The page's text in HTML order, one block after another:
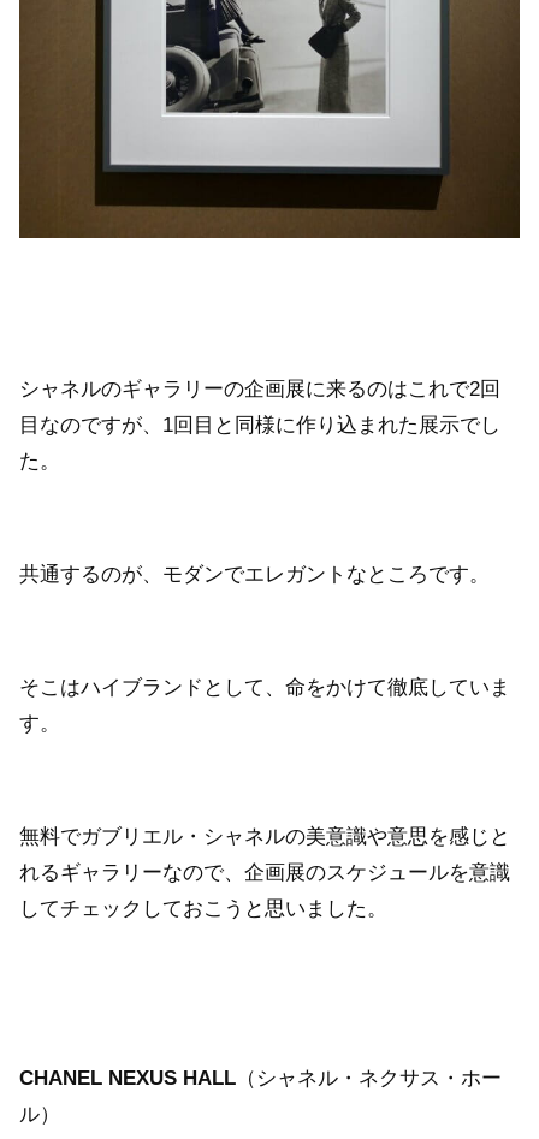
シャネルのギャラリーの企画展に来るのはこれで2回
目なのですが、1回目と同様に作り込まれた展示でし
た。
共通するのが、モダンでエレガントなところです。
そこはハイブランドとして、命をかけて徹底していま
す。
無料でガブリエル・シャネルの美意識や意思を感じと
れるギャラリーなので、企画展のスケジュールを意識
してチェックしておこうと思いました。
CHANEL NEXUS HALL （シャネル・ネクサス・ホー
ル）